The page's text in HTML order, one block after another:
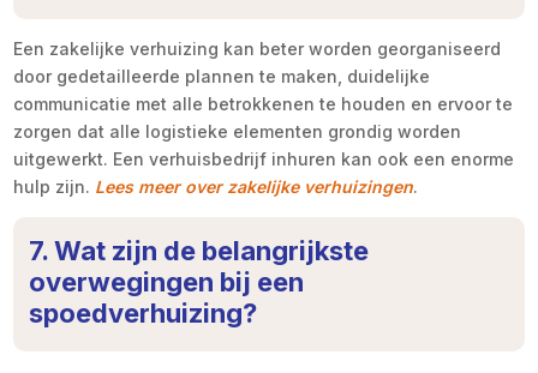
Een zakelijke verhuizing kan beter worden georganiseerd
door gedetailleerde plannen te maken, duidelijke
communicatie met alle betrokkenen te houden en ervoor te
zorgen dat alle logistieke elementen grondig worden
uitgewerkt. Een verhuisbedrijf inhuren kan ook een enorme
hulp zijn. Lees meer over zakelijke verhuizingen.
7. Wat zijn de belangrijkste
overwegingen bij een
spoedverhuizing?